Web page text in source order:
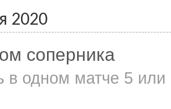
2020
соперника
в одном матче 5 или